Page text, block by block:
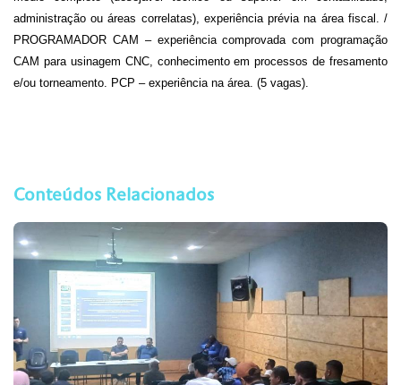
administração ou áreas correlatas), experiência prévia na área fiscal. /
PROGRAMADOR CAM – experiência comprovada com programação
CAM para usinagem CNC, conhecimento em processos de fresamento
e/ou torneamento. PCP – experiência na área. (5 vagas).
Conteúdos Relacionados